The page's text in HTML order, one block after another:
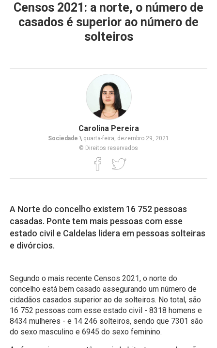
Censos 2021: a norte, o número de
casados é superior ao número de
solteiros
Carolina Pereira
Sociedade \ quarta-feira, dezembro 29, 2021
© Direitos reservados
A Norte do concelho existem 16 752 pessoas
casadas. Ponte tem mais pessoas com esse
estado civil e Caldelas lidera em pessoas solteiras
e divórcios.
Segundo o mais recente Censos 2021, o norte do
concelho está bem casado assegurando um número de
cidadãos casados superior ao de solteiros. No total, são
16 752 pessoas com esse estado civil - 8318 homens e
8434 mulheres - e 14 246 solteiros, sendo que 7301 são
do sexo masculino e 6945 do sexo feminino.